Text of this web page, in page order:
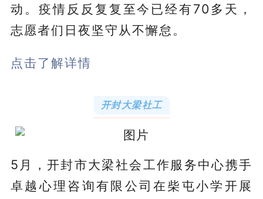
动。疫情反反复复至今已经有70多天，
志愿者们日夜坚守从不懈怠。
点击了解详情
开封大梁社工
5月，开封市大梁社会工作服务中心携手
卓越心理咨询有限公司在柴屯小学开展